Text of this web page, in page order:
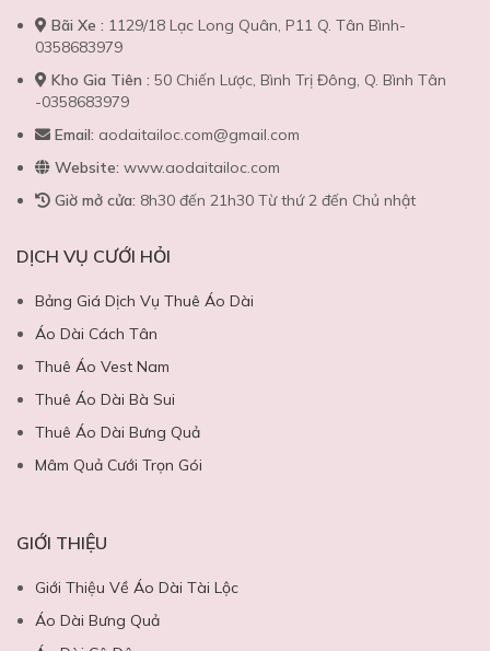
Bãi Xe : 1129/18 Lạc Long Quân, P11 Q. Tân Bình-
0358683979
Kho Gia Tiên : 50 Chiến Lược, Bình Trị Đông, Q. Bình Tân
-0358683979
Email: aodaitailoc.com@gmail.com
Website: www.aodaitailoc.com
Giờ mở cửa: 8h30 đến 21h30 Từ thứ 2 đến Chủ nhật
DỊCH VỤ CƯỚI HỎI
Bảng Giá Dịch Vụ Thuê Áo Dài
Áo Dài Cách Tân
Thuê Áo Vest Nam
Thuê Áo Dài Bà Sui
Thuê Áo Dài Bưng Quả
Mâm Quả Cưới Trọn Gói
GIỚI THIỆU
Giới Thiệu Về Áo Dài Tài Lộc
Áo Dài Bưng Quả